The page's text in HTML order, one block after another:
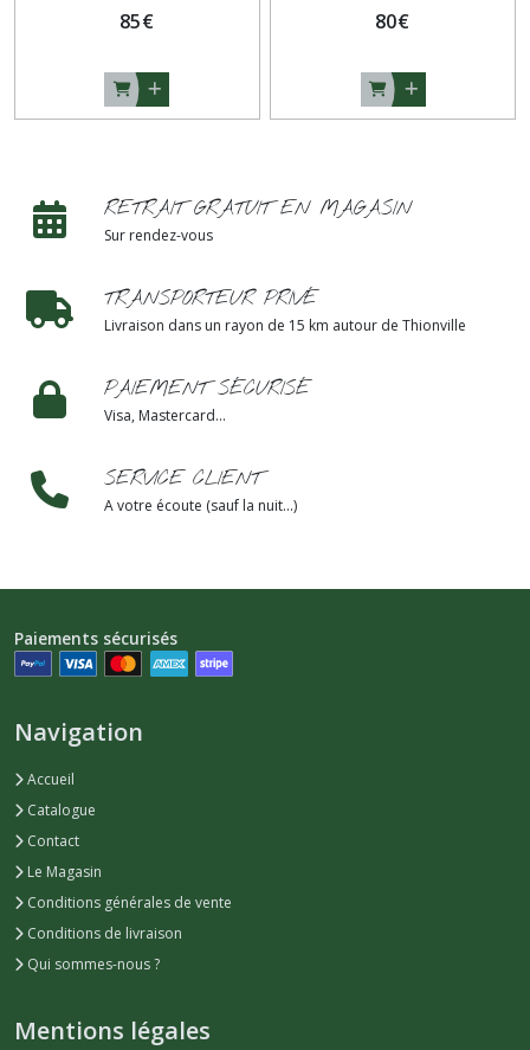
85€ 80€
RETRAIT GRATUIT EN MAGASIN
Sur rendez-vous
TRANSPORTEUR PRIVÉ
Livraison dans un rayon de 15 km autour de Thionville
PAIEMENT SÉCURISÉ
Visa, Mastercard...
SERVICE CLIENT
A votre écoute (sauf la nuit...)
Paiements sécurisés
Navigation
Accueil
Catalogue
Contact
Le Magasin
Conditions générales de vente
Conditions de livraison
Qui sommes-nous ?
Mentions légales